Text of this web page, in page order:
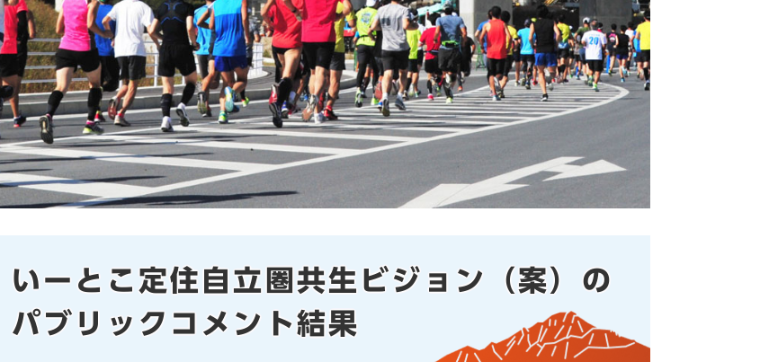
いーとこ定住自立圏共生ビジョン（案）の
パブリックコメント結果